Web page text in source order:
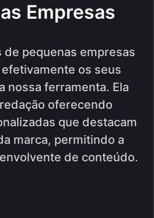
Empresas
de pequenas empresas
os seus
nossa ferramenta. Ela
oferecendo
que destacam
marca, permitindo a
de conteúdo.